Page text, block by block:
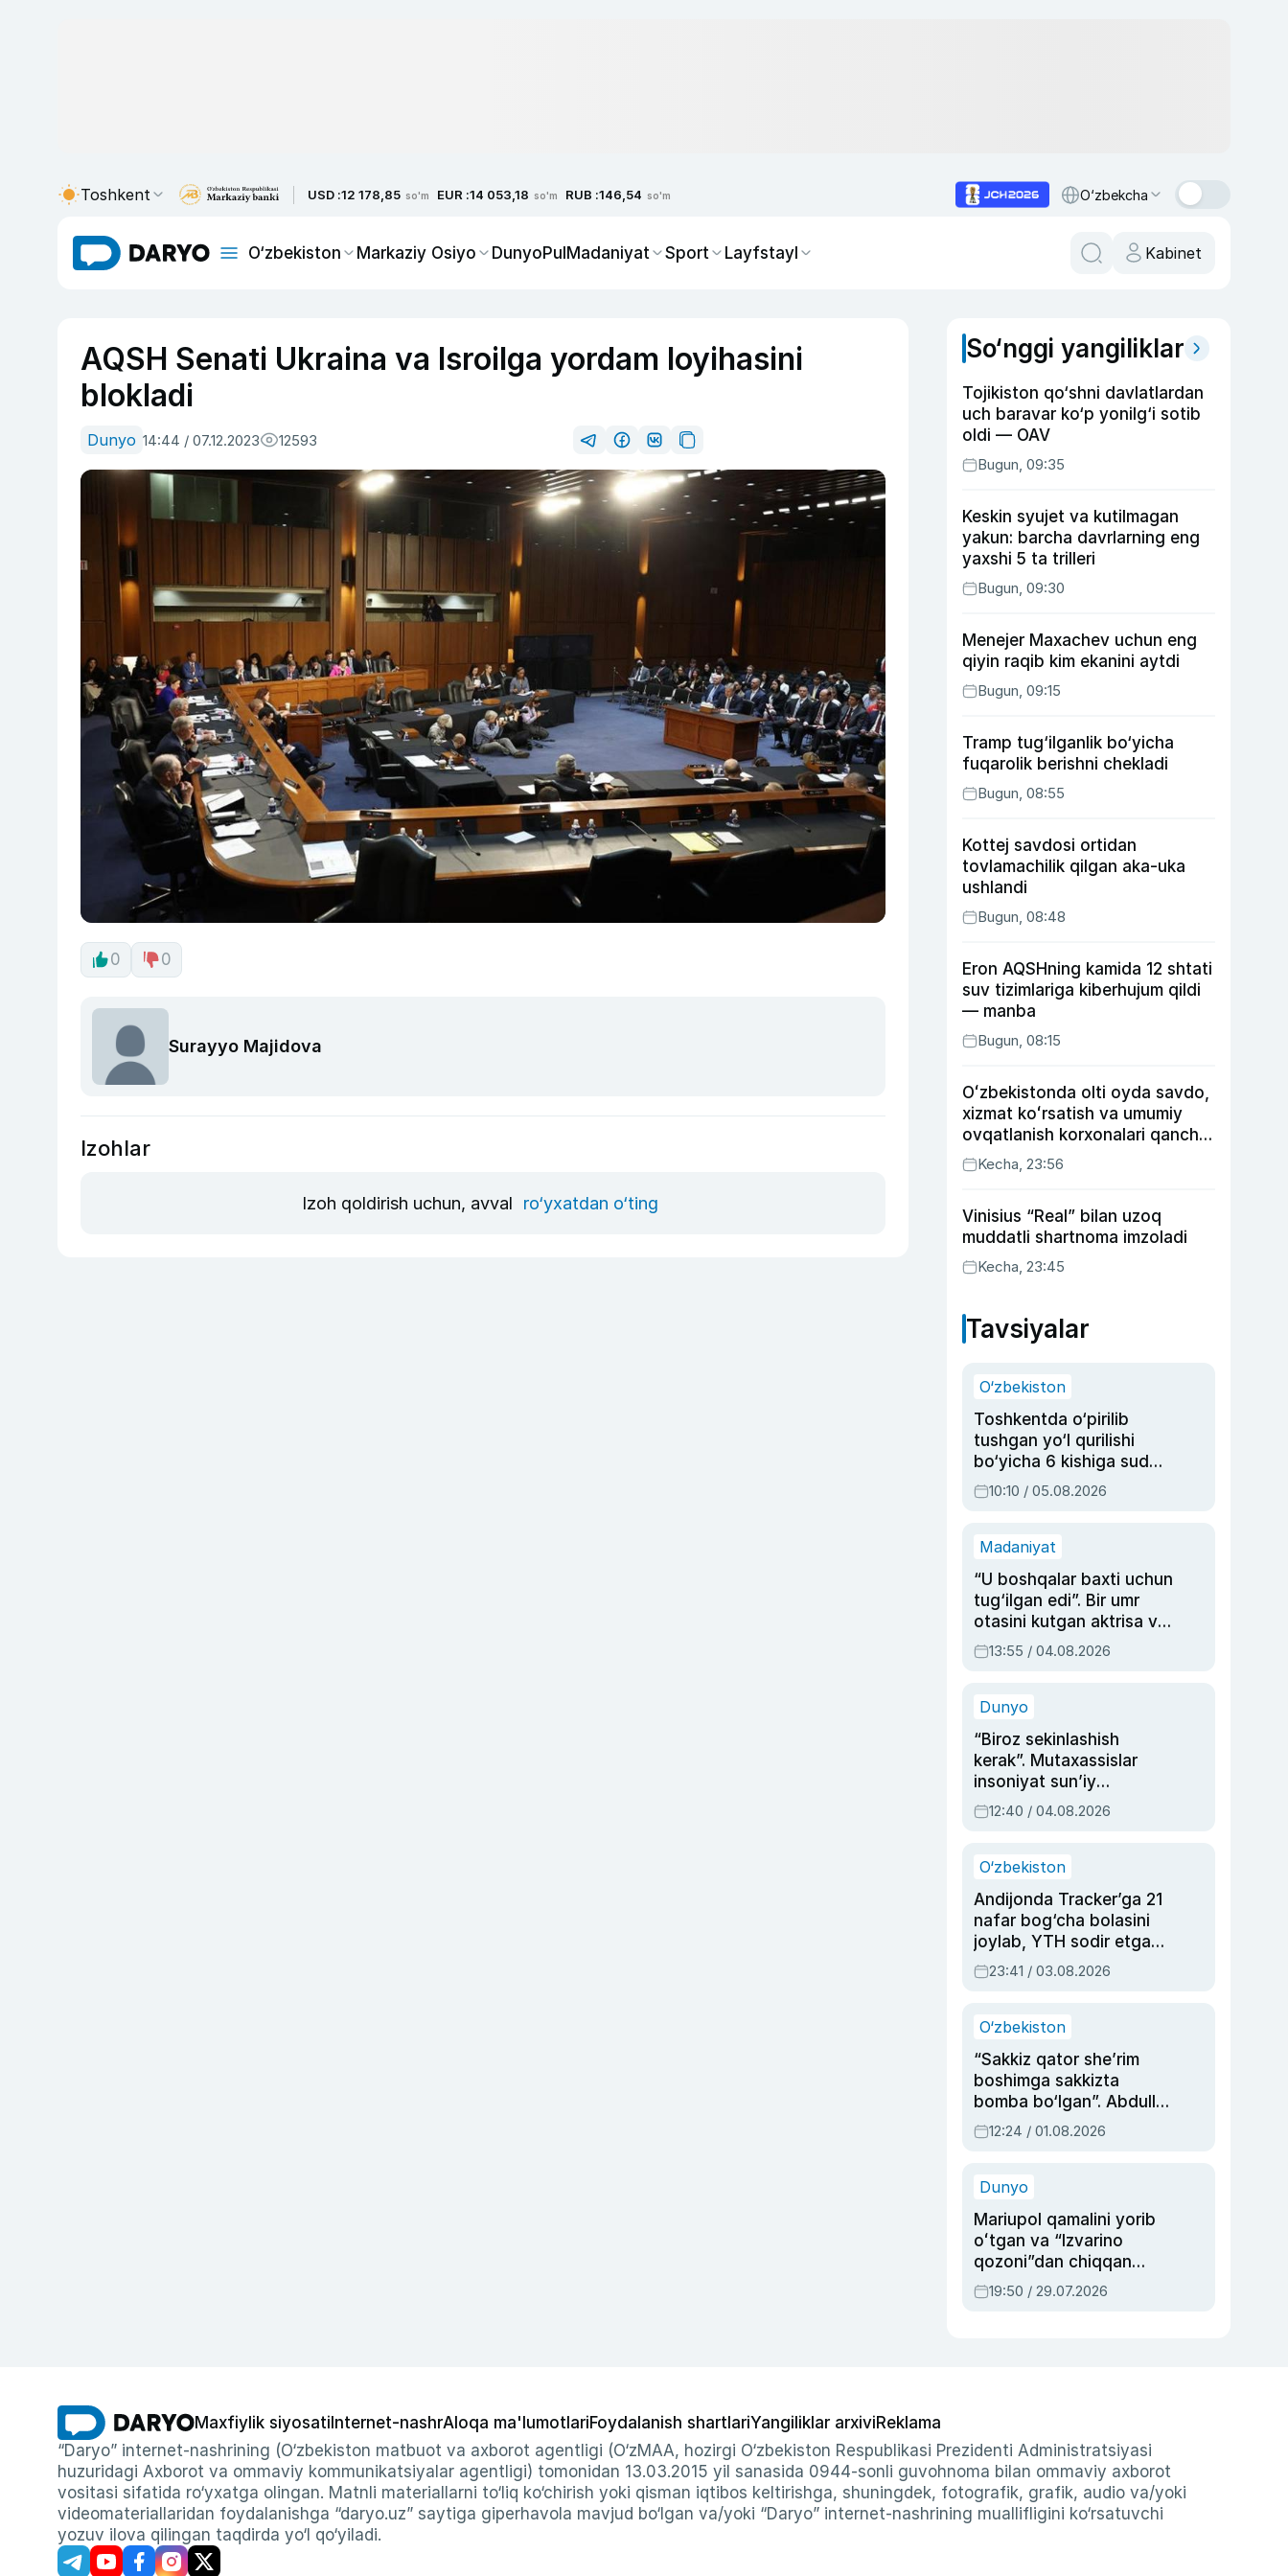
Toshkent USD :12 178,85 so'm EUR :14 053,18 so'm RUB :146,54 so'm O‘zbekcha
O‘zbekiston Markaziy Osiyo DunyoPulMadaniyat Sport Layfstayl Kabinet
AQSH Senati Ukraina va Isroilga yordam loyihasini
blokladi
Dunyo 14:44 / 07.12.2023 12593
0 0
Surayyo Majidova
Izohlar
Izoh qoldirish uchun, avval ro‘yxatdan o‘ting
So‘nggi yangiliklar
Tojikiston qo‘shni davlatlardan
uch baravar ko‘p yonilg‘i sotib
oldi — OAV
Bugun, 09:35
Keskin syujet va kutilmagan
yakun: barcha davrlarning eng
yaxshi 5 ta trilleri
Bugun, 09:30
Menejer Maxachev uchun eng
qiyin raqib kim ekanini aytdi
Bugun, 09:15
Tramp tug‘ilganlik bo‘yicha
fuqarolik berishni chekladi
Bugun, 08:55
Kottej savdosi ortidan
tovlamachilik qilgan aka-uka
ushlandi
Bugun, 08:48
Eron AQSHning kamida 12 shtati
suv tizimlariga kiberhujum qildi
— manba
Bugun, 08:15
Oʻzbekistonda olti oyda savdo,
xizmat koʻrsatish va umumiy
ovqatlanish korxonalari qancha
soliq toʻlagani ochiqlandi
Kecha, 23:56
Vinisius “Real” bilan uzoq
muddatli shartnoma imzoladi
Kecha, 23:45
Tavsiyalar
O‘zbekiston
Toshkentda o‘pirilib
tushgan yo‘l qurilishi
bo‘yicha 6 kishiga sud
hukmi o‘qildi
10:10 / 05.08.2026
Madaniyat
“U boshqalar baxti uchun
tug‘ilgan edi”. Bir umr
otasini kutgan aktrisa va
dublyaj ustasi Rimma
Ahmedovaning
13:55 / 04.08.2026
Dunyo
“Biroz sekinlashish
kerak”. Mutaxassislar
insoniyat sun’iy
intellektni boshqara
olmay qolishidan xavotir
12:40 / 04.08.2026
O‘zbekiston
Andijonda Tracker’ga 21
nafar bog‘cha bolasini
joylab, YTH sodir etgan
ayolga sud hukmi o‘qildi
23:41 / 03.08.2026
O‘zbekiston
“Sakkiz qator she’rim
boshimga sakkizta
bomba bo‘lgan”. Abdulla
Oripovni siyosiy
ayblovlardan asrab
12:24 / 01.08.2026
Dunyo
Mariupol qamalini yorib
oʻtgan va “Izvarino
qozoni”dan chiqqan
qahramon — Ukraina
armiyasi bosh
19:50 / 29.07.2026
Maxfiylik siyosati Internet-nashrAloqa ma'lumotlariFoydalanish shartlariYangiliklar arxiviReklama
“Daryo” internet-nashrining (O‘zbekiston matbuot va axborot agentligi (O‘zMAA, hozirgi O‘zbekiston Respublikasi Prezidenti Administratsiyasi
huzuridagi Axborot va ommaviy kommunikatsiyalar agentligi) tomonidan 13.03.2015 yil sanasida 0944-sonli guvohnoma bilan ommaviy axborot
vositasi sifatida ro‘yxatga olingan. Matnli materiallarni to‘liq ko‘chirish yoki qisman iqtibos keltirishga, shuningdek, fotografik, grafik, audio va/yoki
videomateriallaridan foydalanishga “daryo.uz” saytiga giperhavola mavjud bo‘lgan va/yoki “Daryo” internet-nashrining muallifligini ko‘rsatuvchi
yozuv ilova qilingan taqdirda yo‘l qo‘yiladi.